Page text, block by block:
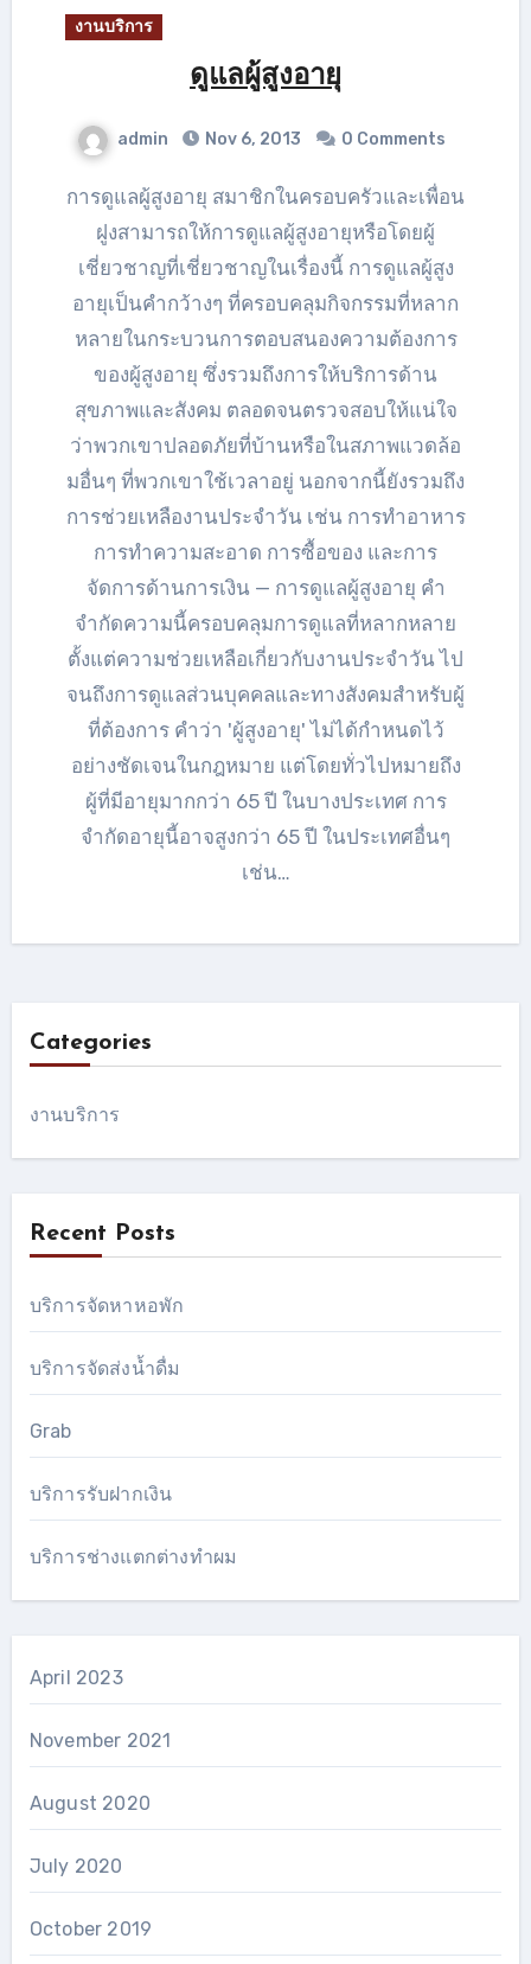
งานบริการ
ดูแลผู้สูงอายุ
admin Nov 6, 2013 0 Comments
การดูแลผู้สูงอายุ สมาชิกในครอบครัวและเพื่อน
ฝูงสามารถให้การดูแลผู้สูงอายุหรือโดยผู้
เชี่ยวชาญที่เชี่ยวชาญในเรื่องนี้ การดูแลผู้สูง
อายุเป็นคำกว้างๆ ที่ครอบคลุมกิจกรรมที่หลาก
หลายในกระบวนการตอบสนองความต้องการ
ของผู้สูงอายุ ซึ่งรวมถึงการให้บริการด้าน
สุขภาพและสังคม ตลอดจนตรวจสอบให้แน่ใจ
ว่าพวกเขาปลอดภัยที่บ้านหรือในสภาพแวดล้อ
มอื่นๆ ที่พวกเขาใช้เวลาอยู่ นอกจากนี้ยังรวมถึง
การช่วยเหลืองานประจำวัน เช่น การทำอาหาร
การทำความสะอาด การซื้อของ และการ
จัดการด้านการเงิน — การดูแลผู้สูงอายุ คำ
จำกัดความนี้ครอบคลุมการดูแลที่หลากหลาย
ตั้งแต่ความช่วยเหลือเกี่ยวกับงานประจำวัน ไป
จนถึงการดูแลส่วนบุคคลและทางสังคมสำหรับผู้
ที่ต้องการ คำว่า 'ผู้สูงอายุ' ไม่ได้กำหนดไว้
อย่างชัดเจนในกฎหมาย แต่โดยทั่วไปหมายถึง
ผู้ที่มีอายุมากกว่า 65 ปี ในบางประเทศ การ
จำกัดอายุนี้อาจสูงกว่า 65 ปี ในประเทศอื่นๆ
เช่น…
Categories
งานบริการ
Recent Posts
บริการจัดหาหอพัก
บริการจัดส่งน้ำดื่ม
Grab
บริการรับฝากเงิน
บริการช่างแตกต่างทำผม
April 2023
November 2021
August 2020
July 2020
October 2019